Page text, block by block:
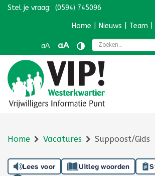
Navigatie overslaan
Stel je vraag: (0594) 745096
Home Nieuws Team
aA aA
Home Vacatures Suppoost/Gids
Lees voor Uitleg woorden